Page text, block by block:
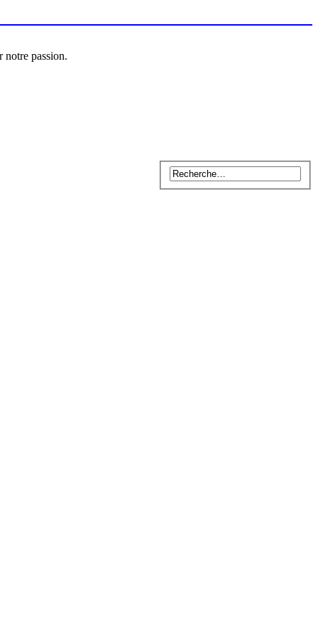
notre passion.